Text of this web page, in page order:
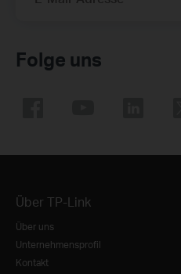
Folge uns
Über TP-Link
Über uns
Unternehmensprofil
Kontakt